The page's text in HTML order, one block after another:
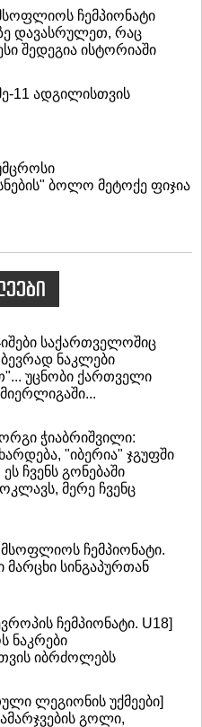
ჩემპიონატი
დავასრულეთ, რაც
შედეგია ისტორიაში
11 ადგილისთვის
ბოლო მეტოქე ფიჯია
საქართველოშიც
ნაკლები
უცნობი ქართველი
ჭიაბრიშვილი:
"იბერია" ჯგუფში
ჩვენს გონებაში
მერე ჩვენც
ჩემპიონატი.
მარცხი სინგაპურთან
ჩემპიონატი. U18]
ნაკრები
იბრძოლებს
ლეგიონის უქმეები]
გოლი,